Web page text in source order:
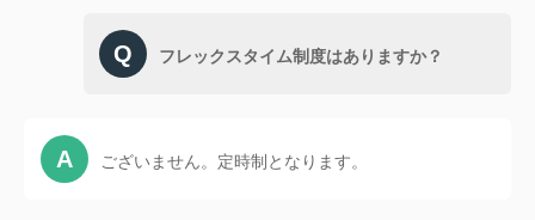
フレックスタイム制度はありますか？
ございません。定時制となります。